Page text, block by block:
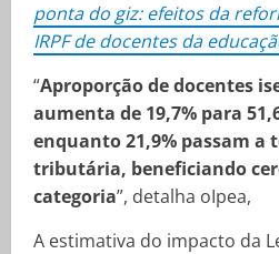
ponta do giz: efeitos da
IRPF de docentes da
“Aproporção de docentes
aumenta de 19,7% para
enquanto 21,9% passam a
tributária, beneficiando
categoria”, detalha oIpea,
A estimativa do impacto da